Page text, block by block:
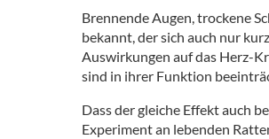
Brennende Augen, trockene
bekannt, der sich auch nur
Auswirkungen auf das Herz-
sind in ihrer Funktion
Dass der gleiche Effekt auch
Experiment an lebenden